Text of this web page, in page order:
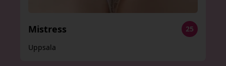
Mistress
25
Uppsala